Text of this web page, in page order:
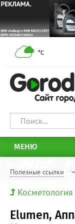
°С
МЕНЮ
Полезные ссылки
Косметология
Elumen,